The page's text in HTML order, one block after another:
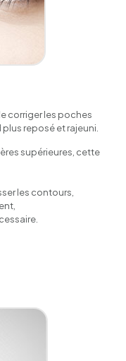
corriger les poches
reposé et rajeuni.
supérieures, cette
les contours,